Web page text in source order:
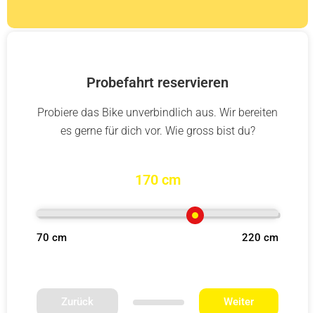
Probefahrt reservieren
Probiere das Bike unverbindlich aus. Wir bereiten
es gerne für dich vor. Wie gross bist du?
170 cm
70 cm 220 cm
Zurück Weiter